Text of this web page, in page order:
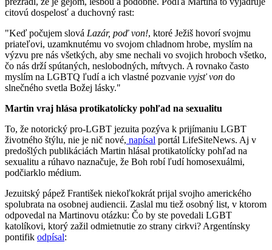
citovú dospelosť a duchovný rast:
"Keď počujem slová Lazár, poď von!, ktoré Ježiš hovorí svojmu
priateľovi, uzamknutému vo svojom chladnom hrobe, myslím na
výzvu pre nás všetkých, aby sme nechali vo svojich hroboch všetko,
čo nás drží spútaných, neslobodných, mŕtvych. A rovnako často
myslím na LGBTQ ľudí a ich vlastné pozvanie vyjsť von do
slnečného svetla Božej lásky."
Martin vraj hlása protikatolícky pohľad na sexualitu
To, že notorický pro-LGBT jezuita pozýva k prijímaniu LGBT
životného štýlu, nie je nič nové, napísal portál LifeSiteNews. Aj v
predošlých publikáciách Martin hlásal protikatolícky pohľad na
sexualitu a rúhavo naznačuje, že Boh robí ľudí homosexuálmi,
podčiarklo médium.
Jezuitský pápež František niekoľkokrát prijal svojho amerického
spolubrata na osobnej audiencii. Zaslal mu tiež osobný list, v ktorom
odpovedal na Martinovu otázku: Čo by ste povedali LGBT
katolíkovi, ktorý zažil odmietnutie zo strany cirkvi? Argentínsky
pontifik odpísal: